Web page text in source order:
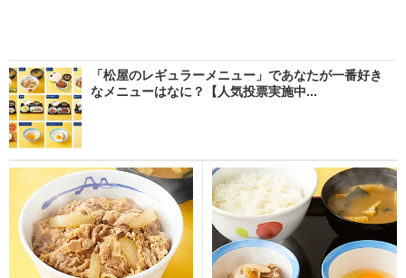
「松屋のレギュラーメニュー」であなたが一番好き
なメニューはなに？【人気投票実施中...